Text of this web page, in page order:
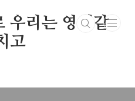
우리는 영원같
고